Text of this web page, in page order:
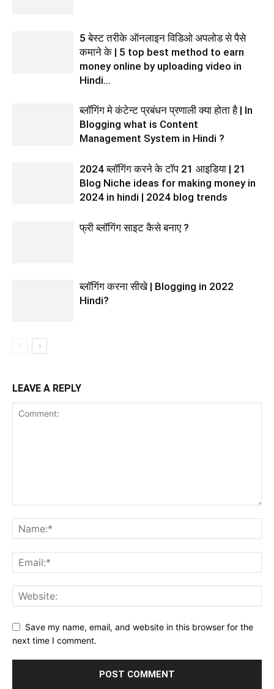
5 बेस्ट तरीके ऑनलाइन विडिओ अपलोड से पैसे
कमाने के | 5 top best method to earn
money online by uploading video in
Hindi...
ब्लॉगिंग मे कंटेन्ट प्रबंधन प्रणाली क्या होता है | In
Blogging what is Content
Management System in Hindi ?
2024 ब्लॉगिंग करने के टॉप 21 आइडिया | 21
Blog Niche ideas for making money in
2024 in hindi | 2024 blog trends
फ्री ब्लॉगिंग साइट कैसे बनाए ?
ब्लॉगिंग करना सीखे | Blogging in 2022
Hindi?
LEAVE A REPLY
Save my name, email, and website in this browser for the
next time I comment.